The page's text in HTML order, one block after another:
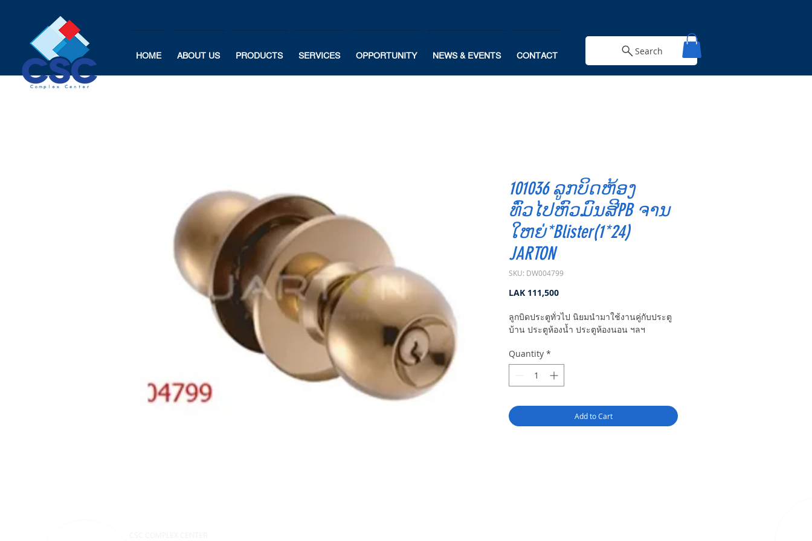
HOME ABOUT US PRODUCTS SERVICES OPPORTUNITY NEWS & EVENTS CONTACT Search
101036 ລູກບິດຫ້ອງ
ທົ່ວໄປຫົວມົນສີPB ຈານ
ໃຫຍ່*Blister(1*24)
JARTON
SKU: DW004799
LAK 111,500Price
ลูกบิดประตูทั่วไป นิยมนำมาใช้งานคู่กับประตู
บ้าน ประตูห้องน้ำ ประตูห้องนอน ฯลฯ
Quantity *
Add to Cart